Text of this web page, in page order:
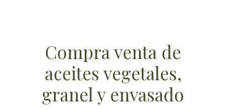
Compra venta de
aceites vegetales,
granel y envasado